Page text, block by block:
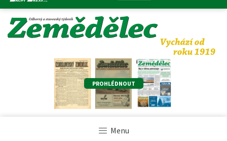
PROHLÉDNOUT
Menu